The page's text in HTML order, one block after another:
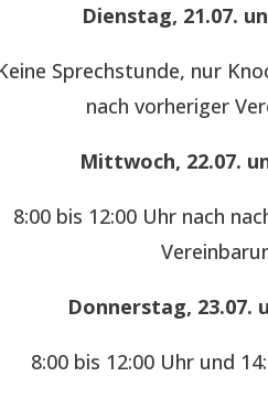
Dienstag, 21.07.
Sprechstunde, nur
nach vorheriger
Mittwoch, 22.07.
8:00 bis 12:00 Uhr nach
Donnerstag, 23.07.
8:00 bis 12:00 Uhr und